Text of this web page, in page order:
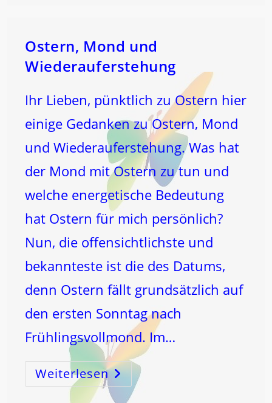
Ostern, Mond und
Wiederauferstehung
Ihr Lieben, pünktlich zu Ostern hier
einige Gedanken zu Ostern, Mond
und Wiederauferstehung. Was hat
der Mond mit Ostern zu tun und
welche energetische Bedeutung
hat Ostern für mich persönlich?
Nun, die offensichtlichste und
bekannteste ist die des Datums,
denn Ostern fällt grundsätzlich auf
den ersten Sonntag nach
Frühlingsvollmond. Im…
WeiterlesenOstern,
Mond
Und
Wiederauferstehung